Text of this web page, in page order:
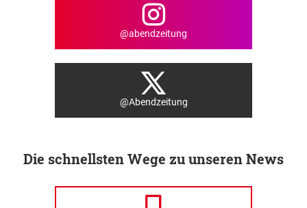
@abendzeitung
@Abendzeitung
Die schnellsten Wege zu unseren News